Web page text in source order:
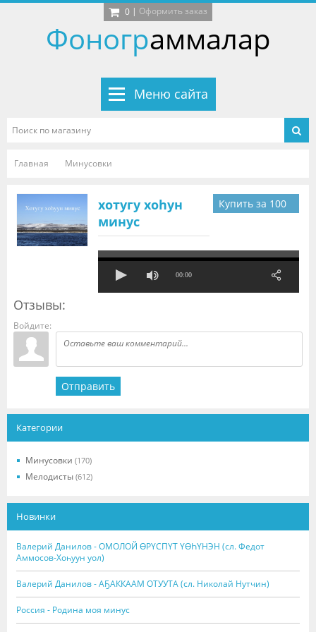
0 | Оформить заказ
Фонограммалар
Меню сайта
Главная Минусовки
хотугу хоhун
минус
Купить за 100
00:00
Отзывы:
Войдите:
Отправить
Категории
Минусовки (170)
Мелодисты (612)
Новинки
Валерий Данилов - ОМОЛОЙ ӨРҮСПҮТ ҮӨҺҮНЭН (сл. Федот
Аммосов-Хоһуун уол)
Валерий Данилов - АҔАККААМ ОТУУТА (сл. Николай Нутчин)
Россия - Родина моя минус